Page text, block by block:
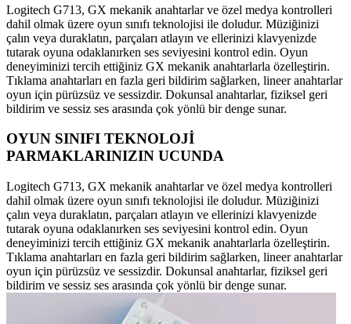
Logitech G713, GX mekanik anahtarlar ve özel medya kontrolleri
dahil olmak üzere oyun sınıfı teknolojisi ile doludur. Müziğinizi
çalın veya duraklatın, parçaları atlayın ve ellerinizi klavyenizde
tutarak oyuna odaklanırken ses seviyesini kontrol edin. Oyun
deneyiminizi tercih ettiğiniz GX mekanik anahtarlarla özelleştirin.
Tıklama anahtarları en fazla geri bildirim sağlarken, lineer anahtarlar
oyun için pürüzsüz ve sessizdir. Dokunsal anahtarlar, fiziksel geri
bildirim ve sessiz ses arasında çok yönlü bir denge sunar.
OYUN SINIFI TEKNOLOJİ
PARMAKLARINIZIN UCUNDA
Logitech G713, GX mekanik anahtarlar ve özel medya kontrolleri
dahil olmak üzere oyun sınıfı teknolojisi ile doludur. Müziğinizi
çalın veya duraklatın, parçaları atlayın ve ellerinizi klavyenizde
tutarak oyuna odaklanırken ses seviyesini kontrol edin. Oyun
deneyiminizi tercih ettiğiniz GX mekanik anahtarlarla özelleştirin.
Tıklama anahtarları en fazla geri bildirim sağlarken, lineer anahtarlar
oyun için pürüzsüz ve sessizdir. Dokunsal anahtarlar, fiziksel geri
bildirim ve sessiz ses arasında çok yönlü bir denge sunar.